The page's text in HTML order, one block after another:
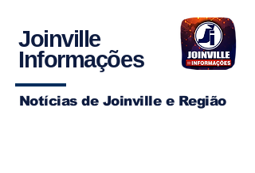
Joinville
Informações
Notícias de Joinville e Região